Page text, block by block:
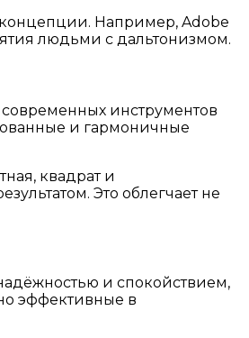
Например, Adobe
людьми с дальтонизмом.
современных инструментов
и гармоничные
квадрат и
Это облегчает не
и спокойствием,
эффективные в